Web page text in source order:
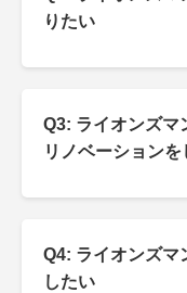
りたい
Q3: ライオンズマ
リノベーションを
Q4: ライオンズマ
したい